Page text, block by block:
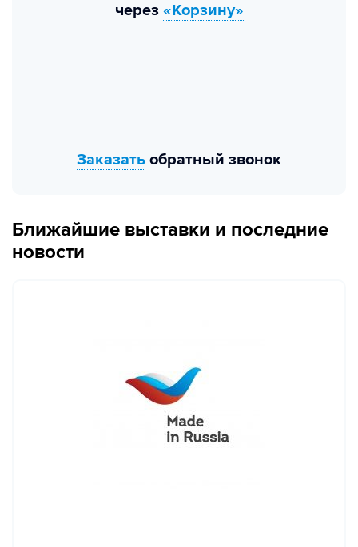
через «Корзину»
Заказать обратный звонок
Ближайшие выставки и последние
новости